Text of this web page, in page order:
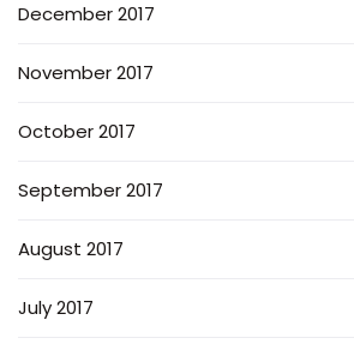
December 2017
November 2017
October 2017
September 2017
August 2017
July 2017